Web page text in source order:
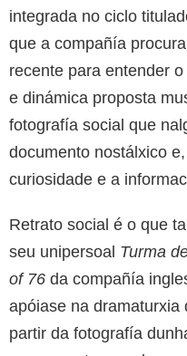
integrada no ciclo
que a compañía
recente para entender
e dinámica proposta
fotografía social que
documento nostálxico
curiosidade e a
Retrato social é o que
seu unipersoal Turma
of 76 da compañía
apóiase na dramaturxia
partir da fotografía